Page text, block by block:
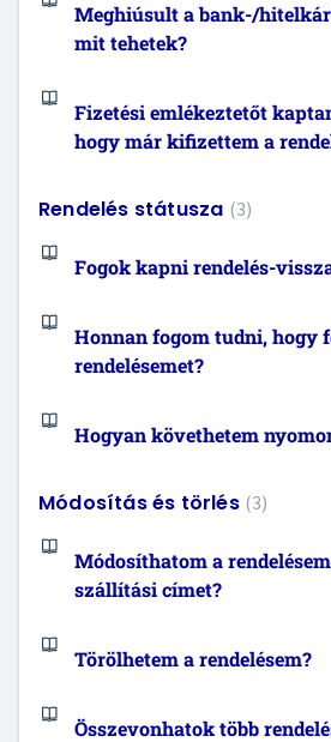
Meghiúsult a bank-/
mit tehetek?
Fizetési emlékeztetőt
hogy már kifizettem a
Rendelés státusza 3
Fogok kapni rendelés-
Honnan fogom tudni, hogy
rendelésemet?
Hogyan követhetem
Módosítás és törlés 3
Módosíthatom a
szállítási címet?
Törölhetem a rendelésem?
Összevonhatok több